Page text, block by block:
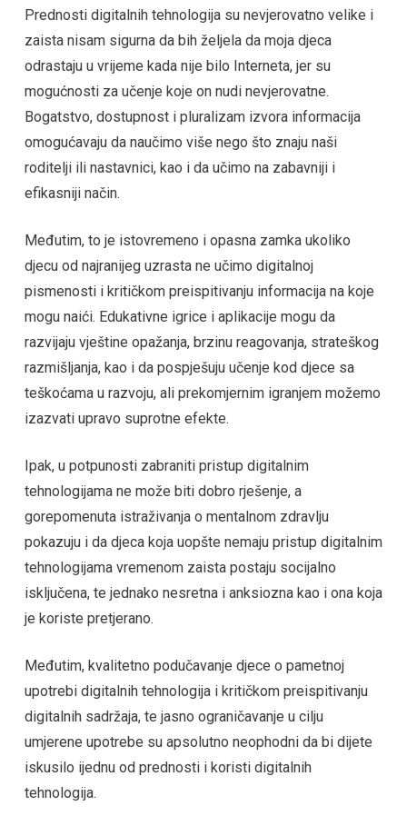
Prednosti digitalnih tehnologija su nevjerovatno velike i
zaista nisam sigurna da bih željela da moja djeca
odrastaju u vrijeme kada nije bilo Interneta, jer su
mogućnosti za učenje koje on nudi nevjerovatne.
Bogatstvo, dostupnost i pluralizam izvora informacija
omogućavaju da naučimo više nego što znaju naši
roditelji ili nastavnici, kao i da učimo na zabavniji i
efikasniji način.
Međutim, to je istovremeno i opasna zamka ukoliko
djecu od najranijeg uzrasta ne učimo digitalnoj
pismenosti i kritičkom preispitivanju informacija na koje
mogu naići. Edukativne igrice i aplikacije mogu da
razvijaju vještine opažanja, brzinu reagovanja, strateškog
razmišljanja, kao i da pospješuju učenje kod djece sa
teškoćama u razvoju, ali prekomjernim igranjem možemo
izazvati upravo suprotne efekte.
Ipak, u potpunosti zabraniti pristup digitalnim
tehnologijama ne može biti dobro rješenje, a
gorepomenuta istraživanja o mentalnom zdravlju
pokazuju i da djeca koja uopšte nemaju pristup digitalnim
tehnologijama vremenom zaista postaju socijalno
isključena, te jednako nesretna i anksiozna kao i ona koja
je koriste pretjerano.
Međutim, kvalitetno podučavanje djece o pametnoj
upotrebi digitalnih tehnologija i kritičkom preispitivanju
digitalnih sadržaja, te jasno ograničavanje u cilju
umjerene upotrebe su apsolutno neophodni da bi dijete
iskusilo ijednu od prednosti i koristi digitalnih
tehnologija.